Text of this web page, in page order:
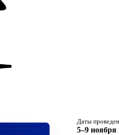
Даты
5–9 ноября